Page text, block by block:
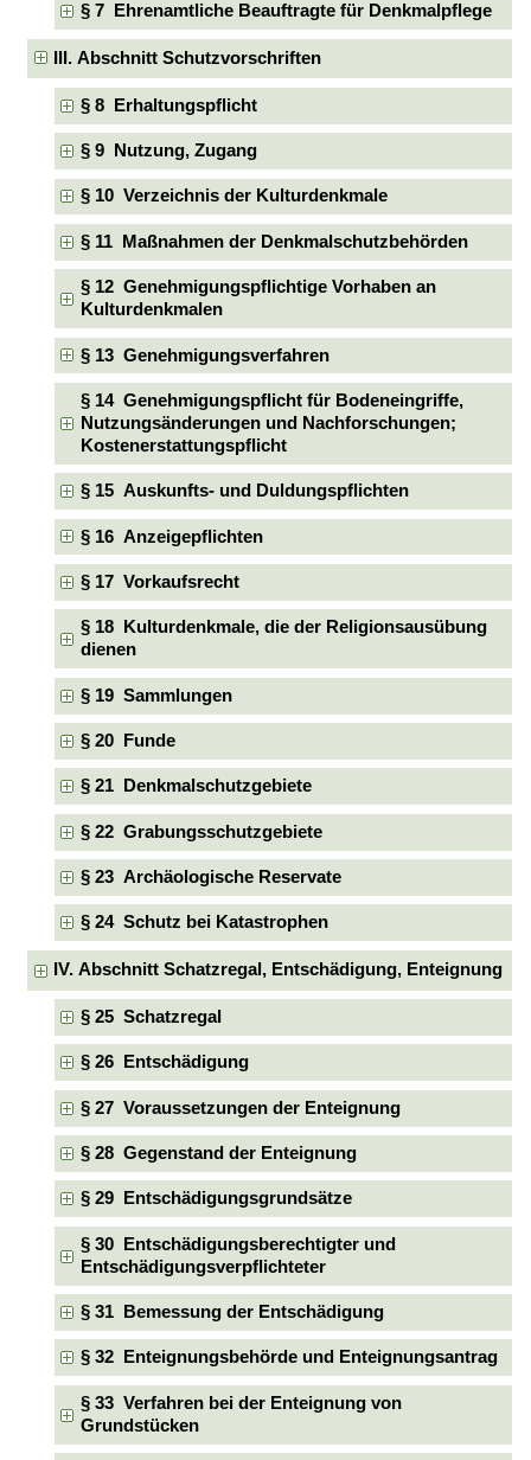
§ 7 Ehrenamtliche Beauftragte für Denkmalpflege
III. Abschnitt Schutzvorschriften
§ 8 Erhaltungspflicht
§ 9 Nutzung, Zugang
§ 10 Verzeichnis der Kulturdenkmale
§ 11 Maßnahmen der Denkmalschutzbehörden
§ 12 Genehmigungspflichtige Vorhaben an
Kulturdenkmalen
§ 13 Genehmigungsverfahren
§ 14 Genehmigungspflicht für Bodeneingriffe,
Nutzungsänderungen und Nachforschungen;
Kostenerstattungspflicht
§ 15 Auskunfts- und Duldungspflichten
§ 16 Anzeigepflichten
§ 17 Vorkaufsrecht
§ 18 Kulturdenkmale, die der Religionsausübung
dienen
§ 19 Sammlungen
§ 20 Funde
§ 21 Denkmalschutzgebiete
§ 22 Grabungsschutzgebiete
§ 23 Archäologische Reservate
§ 24 Schutz bei Katastrophen
IV. Abschnitt Schatzregal, Entschädigung, Enteignung
§ 25 Schatzregal
§ 26 Entschädigung
§ 27 Voraussetzungen der Enteignung
§ 28 Gegenstand der Enteignung
§ 29 Entschädigungsgrundsätze
§ 30 Entschädigungsberechtigter und
Entschädigungsverpflichteter
§ 31 Bemessung der Entschädigung
§ 32 Enteignungsbehörde und Enteignungsantrag
§ 33 Verfahren bei der Enteignung von
Grundstücken